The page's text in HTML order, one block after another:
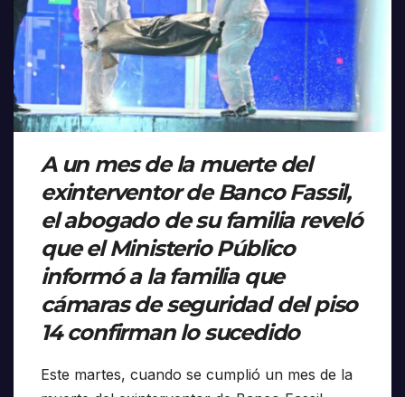
A un mes de la muerte del
exinterventor de Banco Fassil,
el abogado de su familia reveló
que el Ministerio Público
informó a la familia que
cámaras de seguridad del piso
14 confirman lo sucedido
Este martes, cuando se cumplió un mes de la